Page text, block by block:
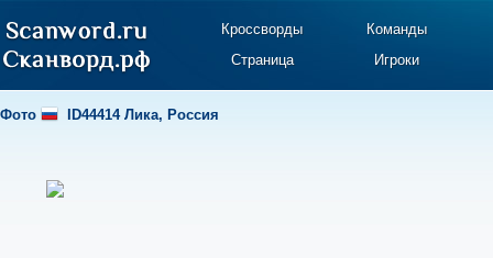
Кроссворды
Команды
Страница
Игроки
Фото ID44414 Лика, Россия